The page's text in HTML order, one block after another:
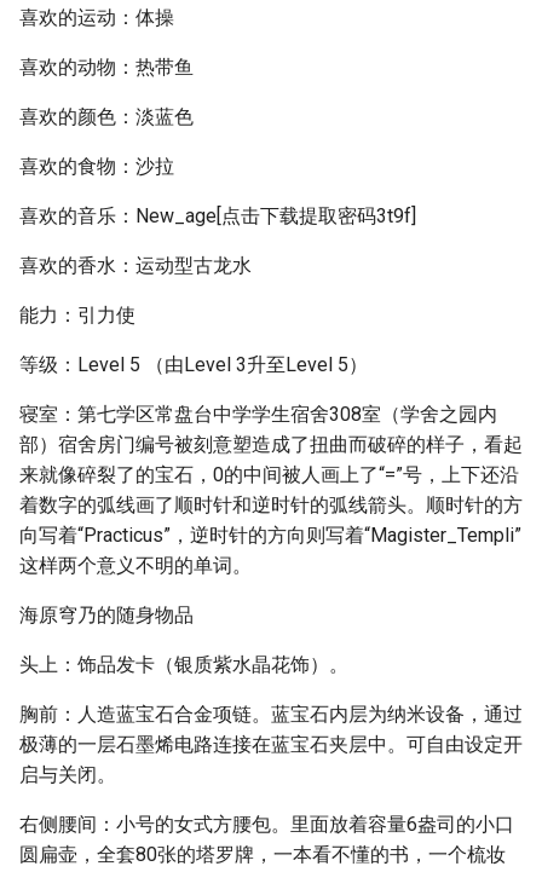
喜欢的运动：体操
喜欢的动物：热带鱼
喜欢的颜色：淡蓝色
喜欢的食物：沙拉
喜欢的音乐：New_age‍[点击下载提取密码3t9f]
喜欢的香水：运动型古龙水
能力：引力使
等级：Level 5 （由Level 3升至Level 5）
寝室：第七学区常盘台中学学生宿舍308室（学舍之园内
部）宿舍房门编号被刻意塑造成了扭曲而破碎的样子，看起
来就像碎裂了的宝石，0的中间被人画上了“=”号，上下还沿
着数字的弧线画了顺时针和逆时针的弧线箭头。顺时针的方
向写着“Practicus”，逆时针的方向则写着“Magister_Templi”
这样两个意义不明的单词。
海原穹乃的随身物品
头上：饰品发卡（银质紫水晶花饰）。
胸前：人造蓝宝石合金项链。蓝宝石内层为纳米设备，通过
极薄的一层石墨烯电路连接在蓝宝石夹层中。可自由设定开
启与关闭。
右侧腰间：小号的女式方腰包。里面放着容量6盎司的小口
圆扁壶，全套80张的塔罗牌，一本看不懂的书，一个梳妆